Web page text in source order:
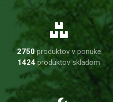
2750produktov v ponuke
1424produktov skladom